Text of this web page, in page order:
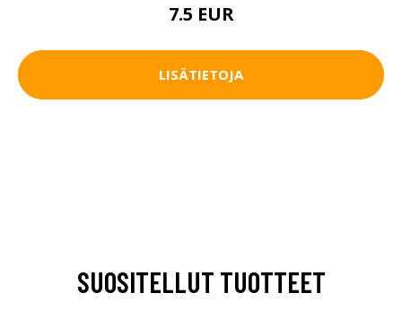
7.5 EUR
LISÄTIETOJA
SUOSITELLUT TUOTTEET